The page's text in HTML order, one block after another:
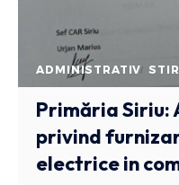
ADMINISTRATIV
Primăria Siriu:
privind
electrice in